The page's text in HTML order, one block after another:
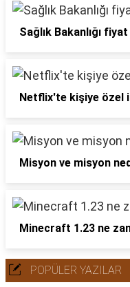
Sağlık Bakanlığı
Netflix'te kişiye özel
Misyon ve misyon
Minecraft 1.23 ne
POPÜLER YAZILAR